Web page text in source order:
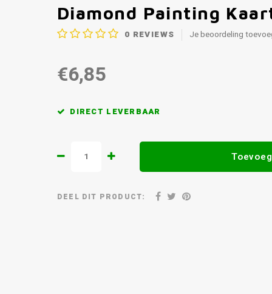
Diamond Painting
0 REVIEWS Je beoordeling
€6,85
DIRECT LEVERBAAR
DEEL DIT PRODUCT: